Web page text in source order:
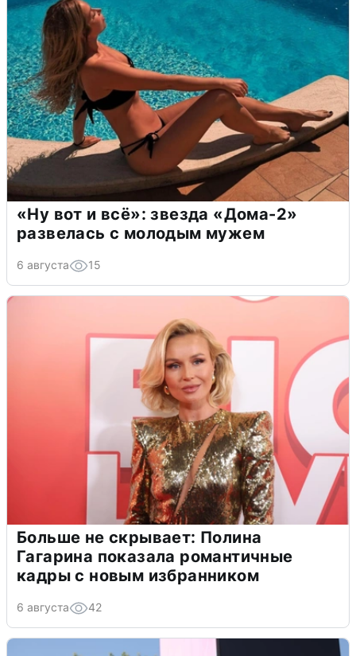
«Ну вот и всё»: звезда «Дома-2»
развелась с молодым мужем
6 августа 15
Больше не скрывает: Полина
Гагарина показала романтичные
кадры с новым избранником
6 августа 42